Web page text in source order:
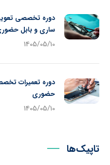
ساری و بابل
1405/05/10
دوره تعمیرات
حضوری
1405/05/10
تاپیک‌ها